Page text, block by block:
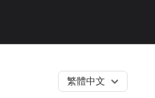
繁體中文